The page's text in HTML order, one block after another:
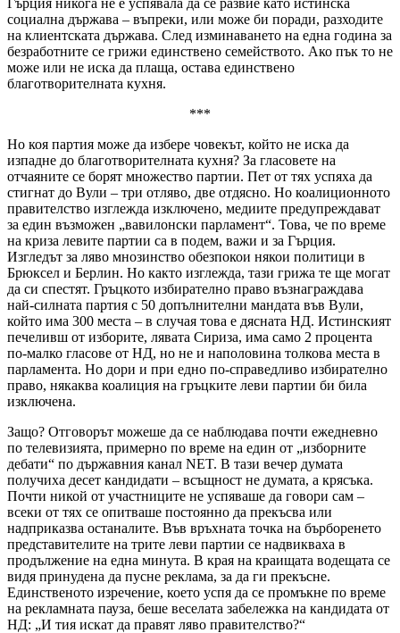
Гърция никога не е успявала да се развие като истинска
социална държава – въпреки, или може би поради, разходите
на клиентската държава. След изминаването на една година за
безработните се грижи единствено семейството. Ако пък то не
може или не иска да плаща, остава единствено
благотворителната кухня.
***
Но коя партия може да избере човекът, който не иска да
изпадне до благотворителната кухня? За гласовете на
отчаяните се борят множество партии. Пет от тях успяха да
стигнат до Вули – три отляво, две отдясно. Но коалиционното
правителство изглежда изключено, медиите предупреждават
за един възможен „вавилонски парламент“. Това, че по време
на криза левите партии са в подем, важи и за Гърция.
Изгледът за ляво мнозинство обезпокои някои политици в
Брюксел и Берлин. Но както изглежда, тази грижа те ще могат
да си спестят. Гръцкото избирателно право възнаграждава
най-силната партия с 50 допълнителни мандата във Вули,
който има 300 места – в случая това е дясната НД. Истинският
печеливш от изборите, лявата Сириза, има само 2 процента
по-малко гласове от НД, но не и наполовина толкова места в
парламента. Но дори и при едно по-справедливо избирателно
право, някаква коалиция на гръцките леви партии би била
изключена.
Защо? Отговорът можеше да се наблюдава почти ежедневно
по телевизията, примерно по време на един от „изборните
дебати“ по държавния канал NET. В тази вечер думата
получиха десет кандидати – всъщност не думата, а крясъка.
Почти никой от участниците не успяваше да говори сам –
всеки от тях се опитваше постоянно да прекъсва или
надприказва останалите. Във връхната точка на бърборенето
представителите на трите леви партии се надвикваха в
продължение на една минута. В края на краищата водещата се
видя принудена да пусне реклама, за да ги прекъсне.
Единственото изречение, което успя да се промъкне по време
на рекламната пауза, беше веселата забележка на кандидата от
НД: „И тия искат да правят ляво правителство?“